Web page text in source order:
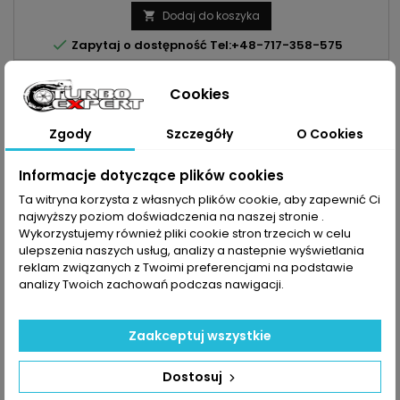
| 1.6d MOC: 88KM/65kW | 90KM/66kW | 116KM/85kW |
120KM/88kW | 125KM/92kW 130KM/96kW | 136KM/100kW ROK...
 Dodaj do koszyka
 Zapytaj o dostępność Tel:+48-717-358-575
TURBO NISSAN JUKE | PULSAR | QASHQAI | X-TRAIL 1.6
DIG-T 163KM/190KM
Turbosprężarka po regeneracji MARKA: Nissan MODEL: Juke |
Pulsar | Qashqai | X-Trail KOD SILNIKA: MR16DDT POJEMNOŚĆ:
Cookies
Zgody Szczegóły O Cookies
Informacje dotyczące plików cookies
Ta witryna korzysta z własnych plików cookie, aby zapewnić Ci
najwyższy poziom doświadczenia na naszej stronie .
Wykorzystujemy również pliki cookie stron trzecich w celu
ulepszenia naszych usług, analizy a nastepnie wyświetlania
reklam związanych z Twoimi preferencjami na podstawie
analizy Twoich zachowań podczas nawigacji.
Dostosuj
Zaakceptuj wszystkie